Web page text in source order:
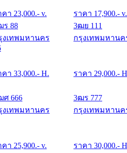
คา 23,000.- v. ราคา 17,900.- v.
ร 88
งเทพมหานคร
คา 33,000.- H.
3ฒย 111
กรุงเทพมหานค
ราคา 29,000.-
ศ 666
งเทพมหานคร
คา 25,900.- v.
3ฒร 777
กรุงเทพมหานค
ราคา 30,000.-